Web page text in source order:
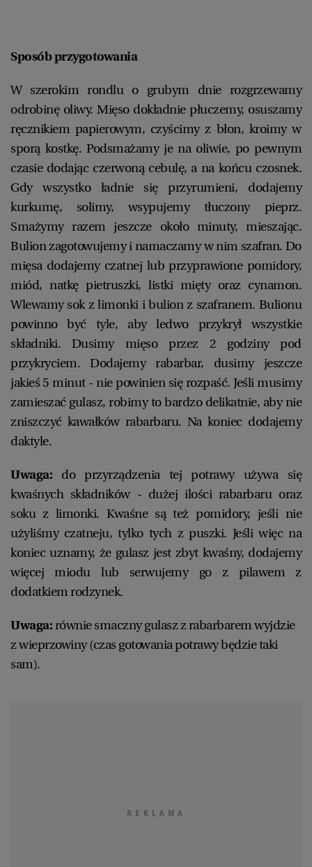
Sposób przygotowania
W szerokim rondlu o grubym dnie rozgrzewamy
odrobinę oliwy. Mięso dokładnie płuczemy, osuszamy
ręcznikiem papierowym, czyścimy z błon, kroimy w
sporą kostkę. Podsmażamy je na oliwie, po pewnym
czasie dodając czerwoną cebulę, a na końcu czosnek.
Gdy wszystko ładnie się przyrumieni, dodajemy
kurkumę, solimy, wsypujemy tłuczony pieprz.
Smażymy razem jeszcze około minuty, mieszając.
Bulion zagotowujemy i namaczamy w nim szafran. Do
mięsa dodajemy czatnej lub przyprawione pomidory,
miód, natkę pietruszki, listki mięty oraz cynamon.
Wlewamy sok z limonki i bulion z szafranem. Bulionu
powinno być tyle, aby ledwo przykrył wszystkie
składniki. Dusimy mięso przez 2 godziny pod
przykryciem. Dodajemy rabarbar, dusimy jeszcze
jakieś 5 minut - nie powinien się rozpaść. Jeśli musimy
zamieszać gulasz, robimy to bardzo delikatnie, aby nie
zniszczyć kawałków rabarbaru. Na koniec dodajemy
daktyle.
Uwaga: do przyrządzenia tej potrawy używa się
kwaśnych składników - dużej ilości rabarbaru oraz
soku z limonki. Kwaśne są też pomidory, jeśli nie
użyliśmy czatneju, tylko tych z puszki. Jeśli więc na
koniec uznamy, że gulasz jest zbyt kwaśny, dodajemy
więcej miodu lub serwujemy go z pilawem z
dodatkiem rodzynek.
Uwaga:równie smaczny gulasz z rabarbarem wyjdzie
z wieprzowiny (czas gotowania potrawy będzie taki
sam).